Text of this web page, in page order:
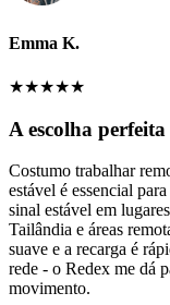
Emma K.
★★★★★
A escolha
Costumo trabalhar
estável é essencial
sinal estável em
Tailândia e áreas
suave e a recarga é
rede - o Redex me dá
movimento.